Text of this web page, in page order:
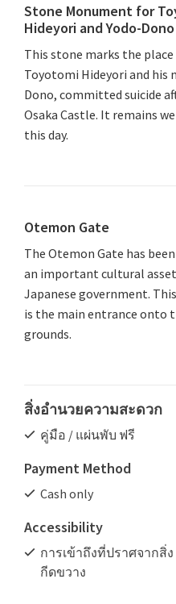
Stone Monument for
Hideyori and Yodo-Dono
This stone marks the place
Toyotomi Hideyori and his
Dono, committed suicide
Osaka Castle. It remains
this day.
Otemon Gate
The Otemon Gate has
an important cultural
Japanese government.
is the main entrance onto
grounds.
สิ่งอำนวยความสะดวก
คู่มือ / แผ่นพับ ฟรี
Payment Method
Cash only
Accessibility
การเข้าถึงที่ปราศจากสิ่ง
กีดขวาง